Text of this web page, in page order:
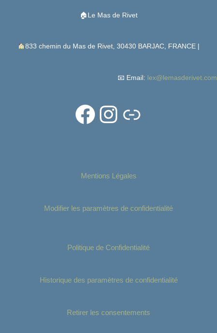
🏠Le Mas de Rivet
833 chemin du Mas de Rivet, 30430 BARJAC, FRANCE |
📧 Email: lex@lemasderivet.com
Mentions Légales
Modifier les paramètres de confidentialité
Politique de Confidentialité
Historique des paramètres de confidentialité
Retirer les consentements